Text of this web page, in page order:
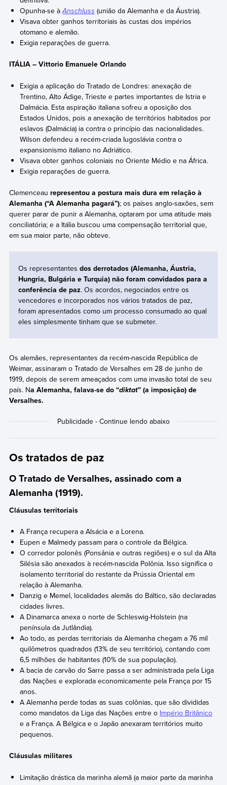
Opunha-se àAnschluss (união da Alemanha e da Áustria).
Visava obter ganhos territoriais às custas dos impérios
otomano e alemão.
Exigia reparações de guerra.
ITÁLIA – Vittorio Emanuele Orlando
Exigia a aplicação do Tratado de Londres: anexação de
Trentino, Alto Ádige, Trieste e partes importantes de Istria e
Dalmácia. Esta aspiração italiana sofreu a oposição dos
Estados Unidos, pois a anexação de territórios habitados por
eslavos (Dalmácia) ia contra o princípio das nacionalidades.
Wilson defendeu a recém-criada Iugoslávia contra o
expansionismo italiano no Adriático.
Visava obter ganhos coloniais no Oriente Médio e na África.
Exigia reparações de guerra.
Clemenceau representou a postura mais dura em relação à
Alemanha (“A Alemanha pagará”); os países anglo-saxões, sem
querer parar de punir a Alemanha, optaram por uma atitude mais
conciliatória; e a Itália buscou uma compensação territorial que,
em sua maior parte, não obteve.
Os representantes dos derrotados (Alemanha, Áustria,
Hungria, Bulgária e Turquia) não foram convidados para a
conferência de paz. Os acordos, negociados entre os
vencedores e incorporados nos vários tratados de paz,
foram apresentados como um processo consumado ao qual
eles simplesmente tinham que se submeter.
Os alemães, representantes da recém-nascida República de
Weimar, assinaram o Tratado de Versalhes em 28 de junho de
1919, depois de serem ameaçados com uma invasão total de seu
país. Na Alemanha, falava-se do “diktat” (a imposição) de
Versalhes.
Os tratados de paz
O Tratado de Versalhes, assinado com a
Alemanha (1919).
Cláusulas territoriais
A França recupera a Alsácia e a Lorena.
Eupen e Malmedy passam para o controle da Bélgica.
O corredor polonês (Ponsânia e outras regiões) e o sul da Alta
Silésia são anexados à recém-nascida Polônia. Isso significa o
isolamento territorial do restante da Prússia Oriental em
relação à Alemanha.
Danzig e Memel, localidades alemãs do Báltico, são declaradas
cidades livres.
A Dinamarca anexa o norte de Schleswig-Holstein (na
península da Jutlândia).
Ao todo, as perdas territoriais da Alemanha chegam a 76 mil
quilômetros quadrados (13% de seu território), contando com
6,5 milhões de habitantes (10% de sua população).
A bacia de carvão do Sarre passa a ser administrada pela Liga
das Nações e explorada economicamente pela França por 15
anos.
A Alemanha perde todas as suas colônias, que são divididas
como mandatos da Liga das Nações entre o Império Britânico
e a França. A Bélgica e o Japão anexaram territórios muito
pequenos.
Cláusulas militares
Limitação drástica da marinha alemã (a maior parte da marinha